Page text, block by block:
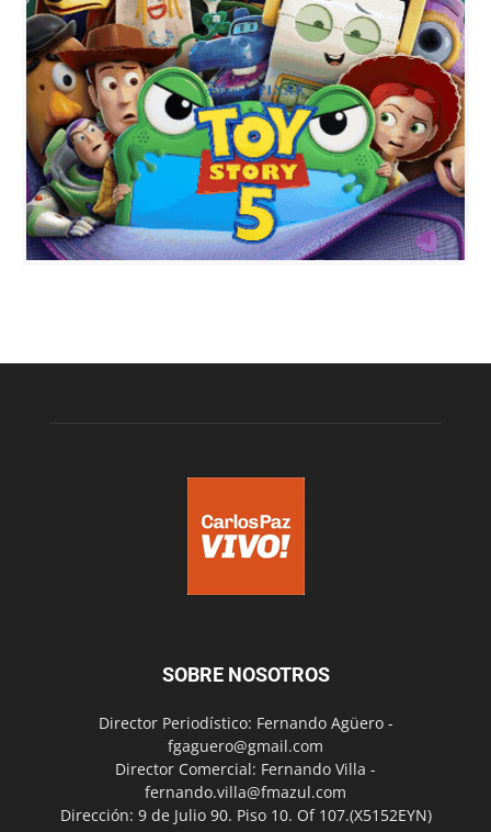
SOBRE NOSOTROS
Director Periodístico: Fernando Agüero -
fgaguero@gmail.com
Director Comercial: Fernando Villa -
fernando.villa@fmazul.com
Dirección: 9 de Julio 90. Piso 10. Of 107.(X5152EYN)